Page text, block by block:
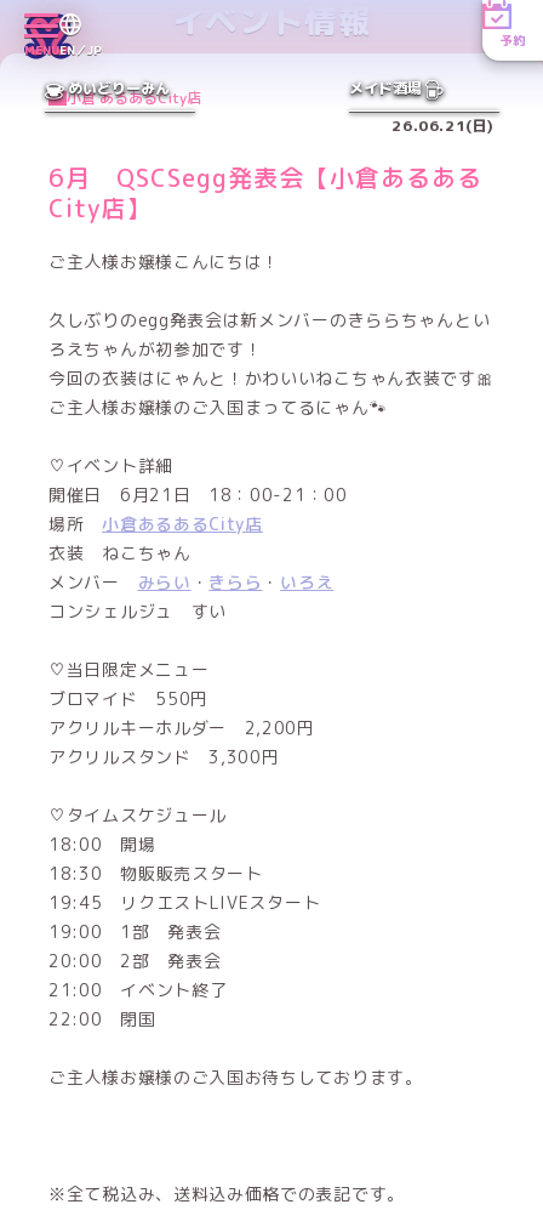
MENUEN／JP
予約
めいどりーみん メイド酒場
イベント情報
小倉 あるあるCity店
26.06.21(日)
6月 QSCSegg発表会【小倉あるある
City店】
ご主人様お嬢様こんにちは！
久しぶりのegg発表会は新メンバーのきららちゃんとい
ろえちゃんが初参加です！
今回の衣装はにゃんと！かわいいねこちゃん衣装です🎀
ご主人様お嬢様のご入国まってるにゃん🐾
♡イベント詳細
開催日 6月21日 18：00-21：00
場所 小倉あるあるCity店
衣装 ねこちゃん
メンバー みらい ・ きらら ・ いろえ
コンシェルジュ すい
♡当日限定メニュー
ブロマイド 550円
アクリルキーホルダー 2,200円
アクリルスタンド 3,300円
♡タイムスケジュール
18:00 開場
18:30 物販販売スタート
19:45 リクエストLIVEスタート
19:00 1部 発表会
20:00 2部 発表会
21:00 イベント終了
22:00 閉国
ご主人様お嬢様のご入国お待ちしております。
※全て税込み、送料込み価格での表記です。